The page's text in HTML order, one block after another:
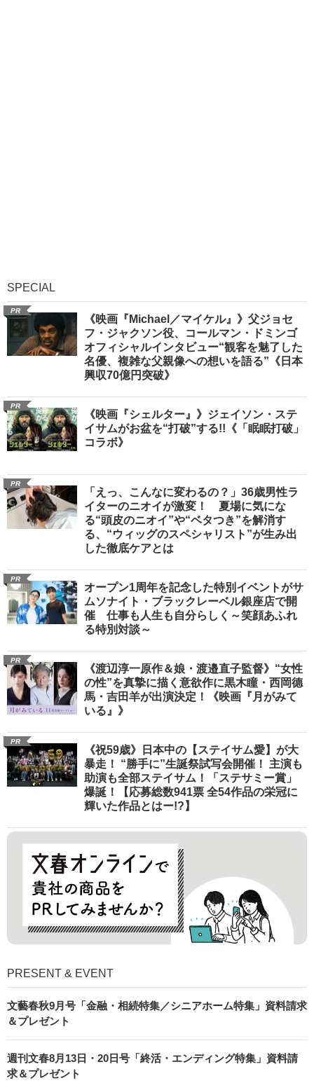
SPECIAL
PR
《映画『Michael／マイケル』》父ジョセ
フ・ジャクソン役、コールマン・ドミンゴ
オフィシャルインタビュー“観客を魅了した
名優、複雑な父親像への想いを語る”《日本
興収70億円突破》
PR
《映画『シェルター』》ジェイソン・ステ
イサムがお盆を“打破”する!!《「眠眠打破」
コラボ》
PR
「えっ、こんなに変わるの？」36歳男性ラ
イターのニオイが激変！ 夏場に気にな
る“頭皮のニオイ”や“ベタつき”を解消す
る、“ウィッグのスペシャリスト”が生み出
した徹底ケアとは
PR
オープン1周年を記念した特別イベントがサ
ムソナイト・ブラックレーベル銀座店で開
催 仕事も人生も自分らしく～笑顔あふれ
る特別対談～
PR
《渡辺淳一原作＆娘・渡邉直子監督》“女性
の性”を真摯に描く意欲作に黒木瞳・西岡德
馬・吉田羊が出演決定！《映画『月がみて
いる』》
PR
《祝59歳》日本中の【ステイサム愛】が大
暴走！ “勝手に”生誕祭試写会開催！ 主演も
助演も全部ステイサム！「ステサミー賞」
爆誕！【応募総数941票 全54作品の栄冠に
輝いた作品とはー!?】
PRESENT & EVENT
文藝春秋9月号「金融・相続特集／シニアホーム特集」資料請求
＆プレゼント
週刊文春8月13日・20日号「終活・エンディング特集」資料請
求＆プレゼント